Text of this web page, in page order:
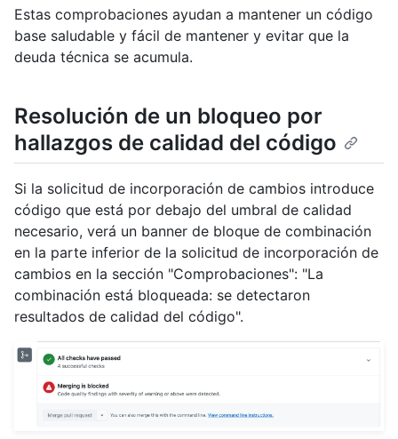
Estas comprobaciones ayudan a mantener un código
base saludable y fácil de mantener y evitar que la
deuda técnica se acumula.
Resolución de un bloqueo por
hallazgos de calidad del código
Si la solicitud de incorporación de cambios introduce
código que está por debajo del umbral de calidad
necesario, verá un banner de bloque de combinación
en la parte inferior de la solicitud de incorporación de
cambios en la sección "Comprobaciones": "La
combinación está bloqueada: se detectaron
resultados de calidad del código".